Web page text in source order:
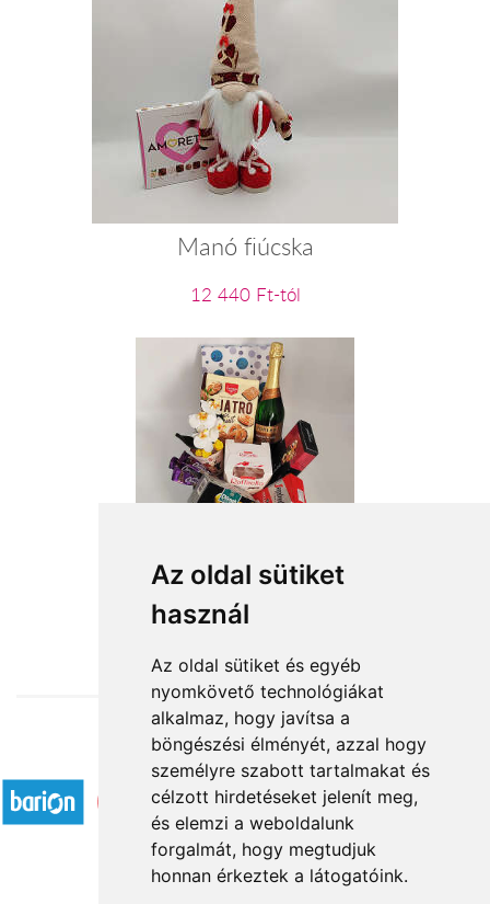
Az oldal sütiket
használ
Az oldal sütiket és egyéb
nyomkövető technológiákat
alkalmaz, hogy javítsa a
böngészési élményét, azzal hogy
személyre szabott tartalmakat és
célzott hirdetéseket jelenít meg,
és elemzi a weboldalunk
forgalmát, hogy megtudjuk
honnan érkeztek a látogatóink.
Manó fiúcska
12 440 Ft-tól
Boldog Születésnapot
23 960 Ft-tól
Elfogadott fizetési módok